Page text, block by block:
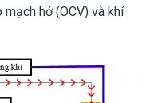
hở (OCV) và khí